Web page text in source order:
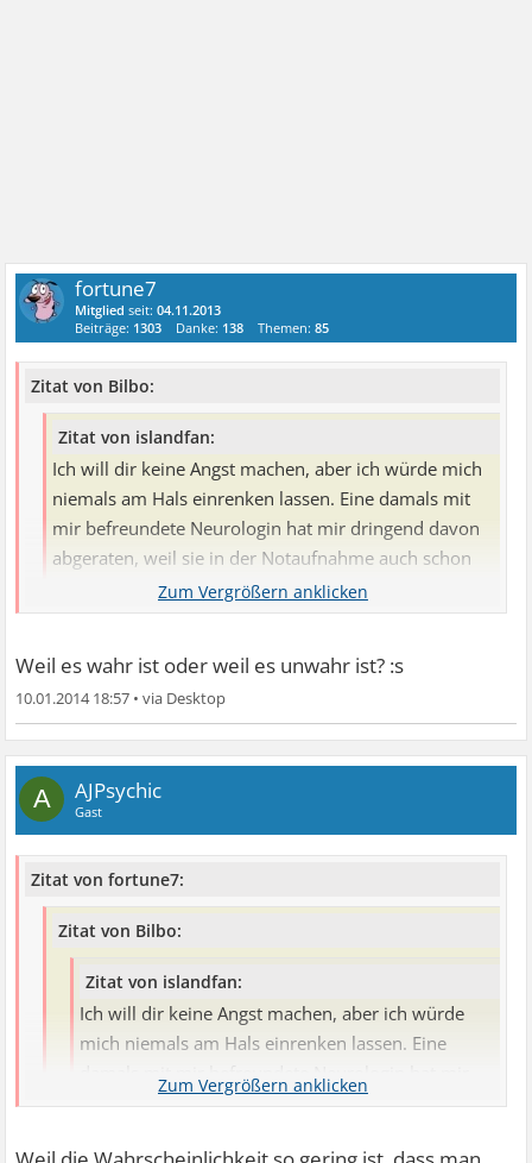
fortune7
Mitglied seit:04.11.2013
Beiträge: 1303 Danke: 138 Themen:85
Zitat von Bilbo:
Zitat von islandfan:
Ich will dir keine Angst machen, aber ich würde mich
niemals am Hals einrenken lassen. Eine damals mit
mir befreundete Neurologin hat mir dringend davon
abgeraten, weil sie in der Notaufnahme auch schon
junge Leute hatte, die dadurch einen Schlaganfall
erlitten haben.
oft kommt es ja auch nicht vor, dennoch würde ich das
in Zukunft nicht mehr machen lassen. Du warst ja auch
bei einem Chiroparktiker und die sind gut geschult.
tut mir leid, aber das ist grad das echt dümmste was du
schreiben konntest in dem zusammenhang hier
Weil es wahr ist oder weil es unwahr ist? :s
10.01.2014 18:57 •
A AJPsychic
Gast
Zitat von fortune7:
Zitat von Bilbo:
Zitat von islandfan:
Ich will dir keine Angst machen, aber ich würde
mich niemals am Hals einrenken lassen. Eine
damals mit mir befreundete Neurologin hat mir
dringend davon abgeraten, weil sie in der